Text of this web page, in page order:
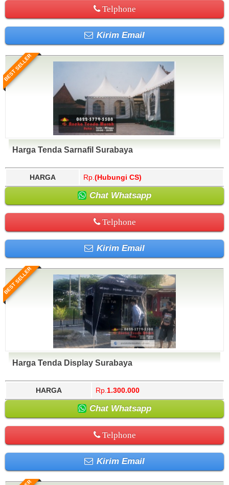
Telphone
Kirim Email
BEST SELLER
Harga Tenda Sarnafil Surabaya
HARGA Rp. (Hubungi CS)
Chat Whatsapp
Telphone
Kirim Email
BEST SELLER
Harga Tenda Display Surabaya
HARGA Rp. 1.300.000
Chat Whatsapp
Telphone
Kirim Email